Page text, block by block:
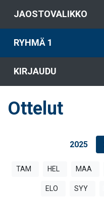
JAOSTOVALIKKO
RYHMÄ 1
KIRJAUDU
Ottelut
2025
TAM HEL MAA
ELO SYY